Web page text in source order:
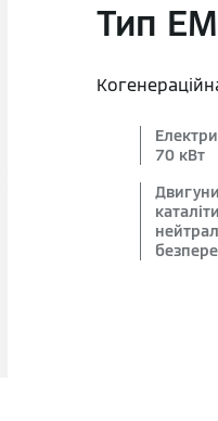
Тип
70 кВт